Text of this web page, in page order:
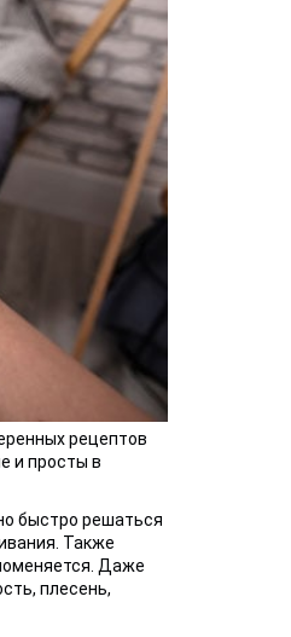
рецептов
и просты в
быстро решаться
Также
Даже
плесень,